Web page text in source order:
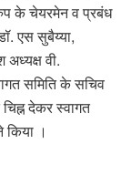
के चेयरमेन व प्रबंध
एस सुबैय्या,
वी.
समिति के सचिव
देकर स्वागत
किया ।